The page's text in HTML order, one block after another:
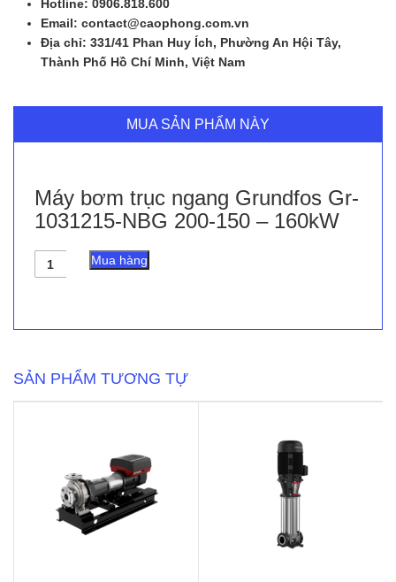
Hotline: 0906.818.600
Email: contact@caophong.com.vn
Địa chỉ: 331/41 Phan Huy Ích, Phường An Hội Tây,
Thành Phố Hồ Chí Minh, Việt Nam
MUA SẢN PHẨM NÀY
Máy bơm trục ngang Grundfos Gr-
1031215-NBG 200-150 – 160kW
Máy
bơm
200-
150
Mua hàng
SẢN PHẨM TƯƠNG TỰ